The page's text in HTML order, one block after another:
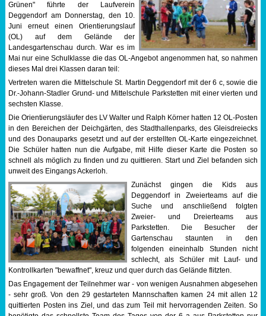
Grünen" führte der Laufverein
Deggendorf am Donnerstag, den 10.
Juni erneut einen Orientierungslauf
(OL) auf dem Gelände der
Landesgartenschau durch. War es im
Mai nur eine Schulklasse die das OL-Angebot angenommen hat, so nahmen
dieses Mal drei Klassen daran teil:
Vertreten waren die Mittelschule St. Martin Deggendorf mit der 6 c, sowie die
Dr.-Johann-Stadler Grund- und Mittelschule Parkstetten mit einer vierten und
sechsten Klasse.
Die Orientierungsläufer des LV Walter und Ralph Körner hatten 12 OL-Posten
in den Bereichen der Deichgärten, des Stadthallenparks, des Gleisdreiecks
und des Donauparks gesetzt und auf der erstellten OL-Karte eingezeichnet.
Die Schüler hatten nun die Aufgabe, mit Hilfe dieser Karte die Posten so
schnell als möglich zu finden und zu quittieren. Start und Ziel befanden sich
unweit des Eingangs Ackerloh.
Zunächst gingen die Kids aus
Deggendorf in Zweierteams auf die
Suche und anschließend folgten
Zweier- und Dreierteams aus
Parkstetten. Die Besucher der
Gartenschau staunten in den
folgenden eineinhalb Stunden nicht
schlecht, als Schüler mit Lauf- und
Kontrollkarten "bewaffnet", kreuz und quer durch das Gelände flitzten.
Das Engagement der Teilnehmer war - von wenigen Ausnahmen abgesehen
- sehr groß. Von den 29 gestarteten Mannschaften kamen 24 mit allen 12
quittierten Posten ins Ziel, und das zum Teil mit hervorragenden Zeiten. So
Schwimmen
Orientierungslauf
Sportabzeichen
Tempo & Gymnastik
SEPA Info
Bankverbindung